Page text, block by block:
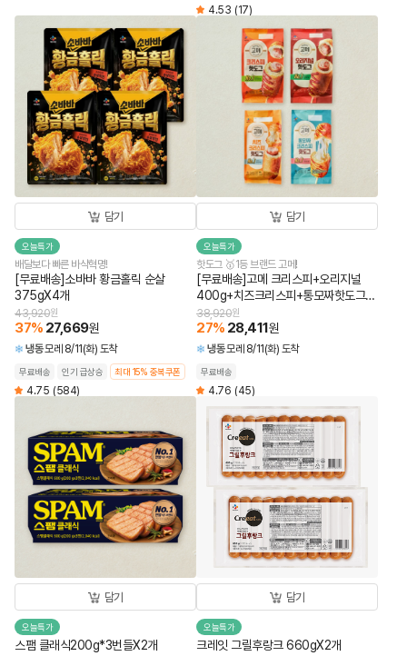
4.53 (17)
담기
오늘특가
배달보다 빠른 바삭혁명!
[무료배송]소바바 황금홀릭 순살
375gX4개
43,920원
37% 27,669원
냉동모레 8/11(화) 도착
무료배송 인기 급상승 최대 15% 중복쿠폰
4.75 (584)
담기
오늘특가
핫도그 🥇1등 브랜드 고메!
[무료배송]고메 크리스피+오리지널
400g+치즈크리스피+통모짜핫도그
340g (총 4개)
38,920원
27% 28,411원
냉동모레 8/11(화) 도착
무료배송
4.76 (45)
담기
오늘특가
스팸 클래식200g*3번들X2개
담기
오늘특가
크레잇 그릴후랑크 660gX2개